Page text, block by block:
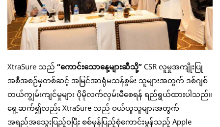
XtraSure သည် “ကောင်းသောနေ့များဆီသို့” CSR လူမှုအကျိုးပြု
အစီအစဉ်မှတစ်ဆင့် အမြင်အာရုံမသန်စွမ်း သူများအတွက် ဒစ်ဂျစ်
တယ်ကျွမ်းကျင်မှုများ ပိုမိုလက်လှမ်းမီစေရန် ရည်ရွယ်ထားပါသည်။
ရှေ့ဆက်၍လည်း XtraSure သည် ဝယ်ယူသူများအတွက်
အရည်အသွေးပြည့်ဝပြီး စစ်မှန်ပြည့်စုံကောင်းမွန်သည့် Apple